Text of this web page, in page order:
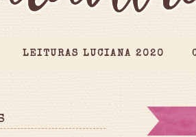
LEITURAS LUCIANA 2020